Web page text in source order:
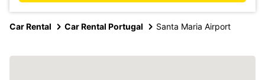
Car Rental Car Rental Portugal Santa Maria Airport